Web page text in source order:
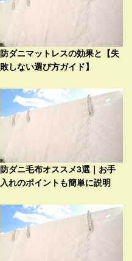
防ダニマットレスの効果と【失
敗しない選び方ガイド】
防ダニ毛布オススメ3選｜お手
入れのポイントも簡単に説明